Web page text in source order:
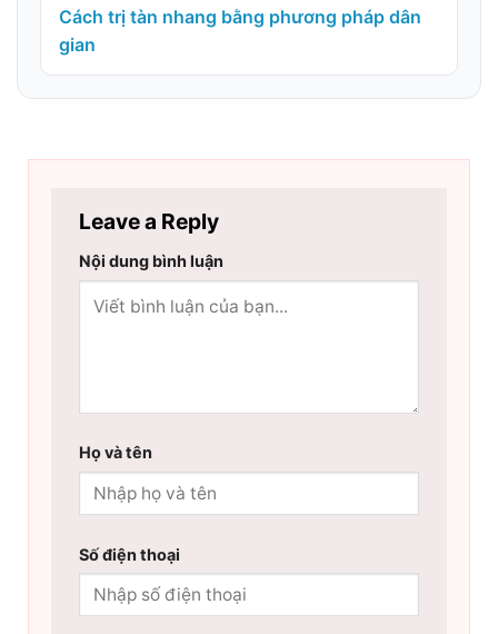
Cách trị tàn nhang bằng phương pháp dân
gian
Leave a Reply
Nội dung bình luận
Họ và tên
Số điện thoại